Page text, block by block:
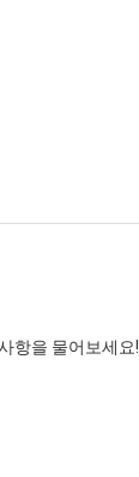
항을 물어보세요!